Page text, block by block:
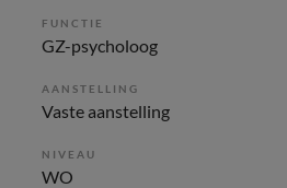
FUNCTIE
GZ-psycholoog
AANSTELLING
Vaste aanstelling
NIVEAU
WO